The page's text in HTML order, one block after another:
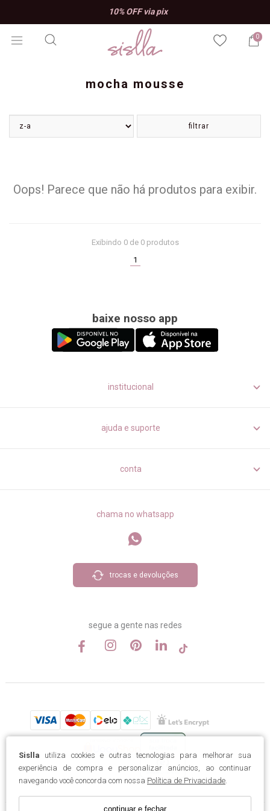
10% OFF via pix
0
Sislla utiliza cookies e outras tecnologias para melhorar sua
experiência de compra e personalizar anúncios, ao continuar
navegando você concorda com nossa Política de Privacidade
continuar e fechar
mocha mousse
filtrar
Oops! Parece que não há produtos para exibir.
Exibindo 0de 0 produtos
1
baixe nosso app
institucional
ajuda e suporte
conta
chama no whatsapp
trocas e devoluções
segue a gente nas redes